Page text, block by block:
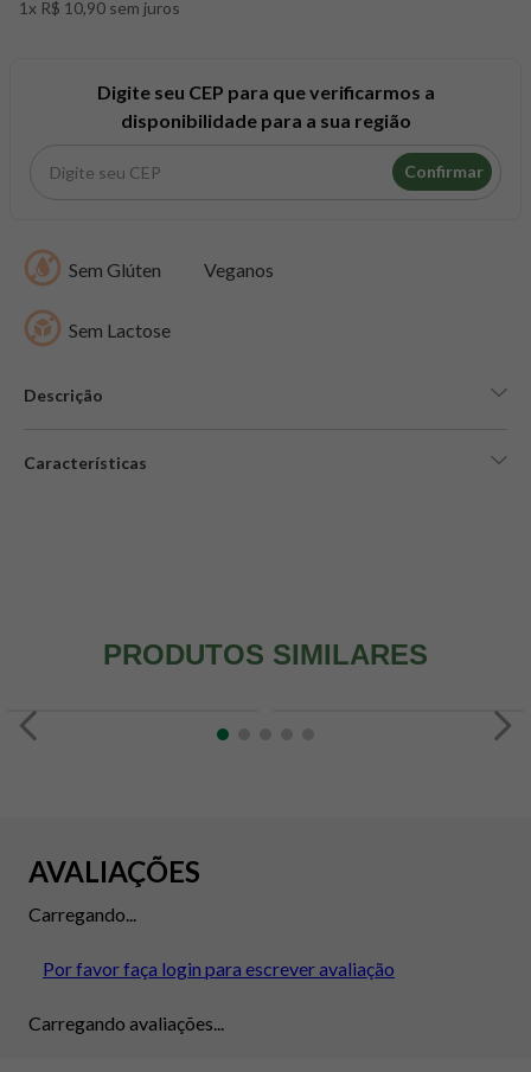
1x R$ 10,90 sem juros
Digite seu CEP para que verificarmos a
disponibilidade para a sua região
Confirmar
Sem Glúten Veganos
Sem Lactose
Descrição
Características
PRODUTOS SIMILARES
AVALIAÇÕES
Carregando...
Por favor faça login para escrever avaliação
Carregando avaliações...
8º snack proteico mundo verde
creatina mundo verde